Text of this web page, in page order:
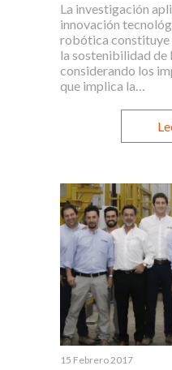
La investigación
innovación
robótica constituye
la sostenibilidad de
considerando los
que implica la…
15 Febrero 2017